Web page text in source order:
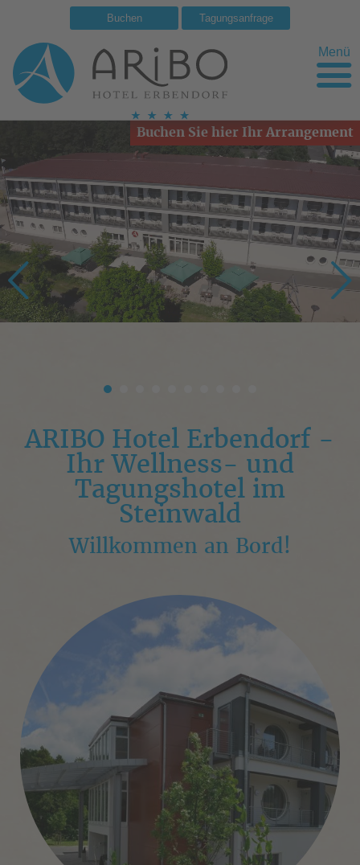
Buchen Tagungsanfrage
Menü
Buchen Sie hier Ihr Arrangement
Prev
ARIBO Hotel Erbendorf -
Ihr Wellness- und
Tagungshotel im
Steinwald
Willkommen an Bord!